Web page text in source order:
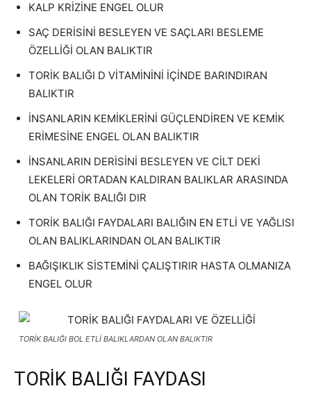
KALP KRİZİNE ENGEL OLUR
SAÇ DERİSİNİ BESLEYEN VE SAÇLARI BESLEME
ÖZELLİĞİ OLAN BALIKTIR
TORİK BALIĞI D VİTAMİNİNİ İÇİNDE BARINDIRAN
BALIKTIR
İNSANLARIN KEMİKLERİNİ GÜÇLENDİREN VE KEMİK
ERİMESİNE ENGEL OLAN BALIKTIR
İNSANLARIN DERİSİNİ BESLEYEN VE CİLT DEKİ
LEKELERİ ORTADAN KALDIRAN BALIKLAR ARASINDA
OLAN TORİK BALIĞI DIR
TORİK BALIĞI FAYDALARI BALIĞIN EN ETLİ VE YAĞLISI
OLAN BALIKLARINDAN OLAN BALIKTIR
BAĞIŞIKLIK SİSTEMİNİ ÇALIŞTIRIR HASTA OLMANIZA
ENGEL OLUR
TORİK BALIĞI BOL ETLİ BALIKLARDAN OLAN BALIKTIR
TORİK BALIĞI FAYDASI